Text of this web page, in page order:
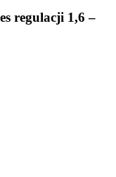
regulacji 1,6 –